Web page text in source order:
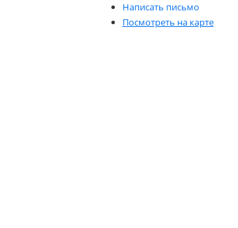
Написать письмо
Посмотреть на карте